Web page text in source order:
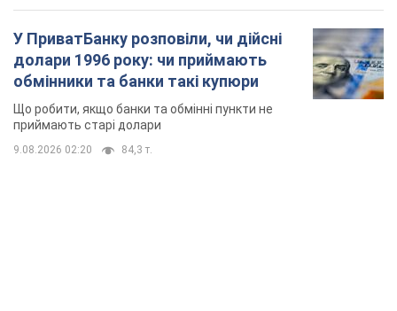
У ПриватБанку розповіли, чи дійсні
долари 1996 року: чи приймають
обмінники та банки такі купюри
Що робити, якщо банки та обмінні пункти не
приймають старі долари
9.08.2026 02:20 84,3 т.